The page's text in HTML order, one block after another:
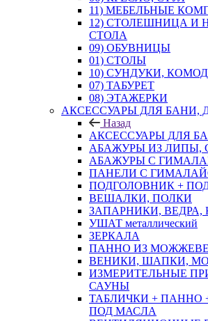
11) МЕБЕЛЬНЫЕ
12) СТОЛЕШНИЦА И
СТОЛА
09) ОБУВНИЦЫ
01) СТОЛЫ
10) СУНДУКИ,
07) ТАБУРЕТ
08) ЭТАЖЕРКИ
АКСЕССУАРЫ ДЛЯ БАНИ,
Назад
АКСЕССУАРЫ ДЛЯ
АБАЖУРЫ ИЗ ЛИПЫ,
АБАЖУРЫ С
ПАНЕЛИ С
ПОДГОЛОВНИК +
ВЕШАЛКИ, ПОЛКИ
ЗАПАРНИКИ, ВЕДРА,
УШАТ металлический
ЗЕРКАЛА
ПАННО ИЗ
ВЕНИКИ, ШАПКИ,
ИЗМЕРИТЕЛЬНЫЕ
САУНЫ
ТАБЛИЧКИ + ПАННО
ПОД МАСЛА